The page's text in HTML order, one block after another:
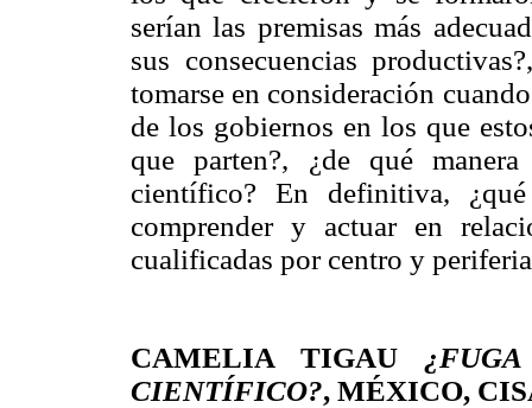
serían las premisas más
sus consecuencias
tomarse en consideración
de los gobiernos en los que
que parten?, ¿de qué
científico? En definitiva,
comprender y actuar en
cualificadas por centro y
CAMELIA TIGAU
CIENTÍFICO?, MÉXICO,